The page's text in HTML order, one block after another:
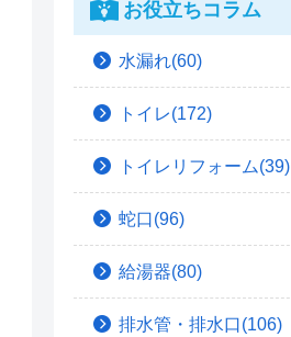
お役立ちコラム
水漏れ(60)
トイレ(172)
トイレリフォーム(39)
蛇口(96)
給湯器(80)
排水管・排水口(106)